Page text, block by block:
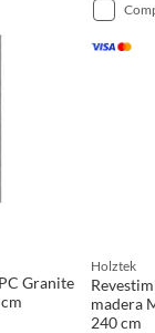
Granite
Holztek
madera
240 cm